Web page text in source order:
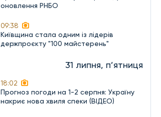
оновлення РНБО
09:38
Київщина стала одним із лідерів
держпроєкту "100 майстерень"
31 липня, п’ятниця
18:02
Прогноз погоди на 1-2 серпня: Україну
накриє нова хвиля спеки (ВІДЕО)